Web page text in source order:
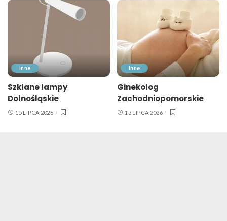
Inne
Szklane lampy
Dolnośląskie
15 LIPCA 2026
Inne
Ginekolog
Zachodniopomorskie
13 LIPCA 2026